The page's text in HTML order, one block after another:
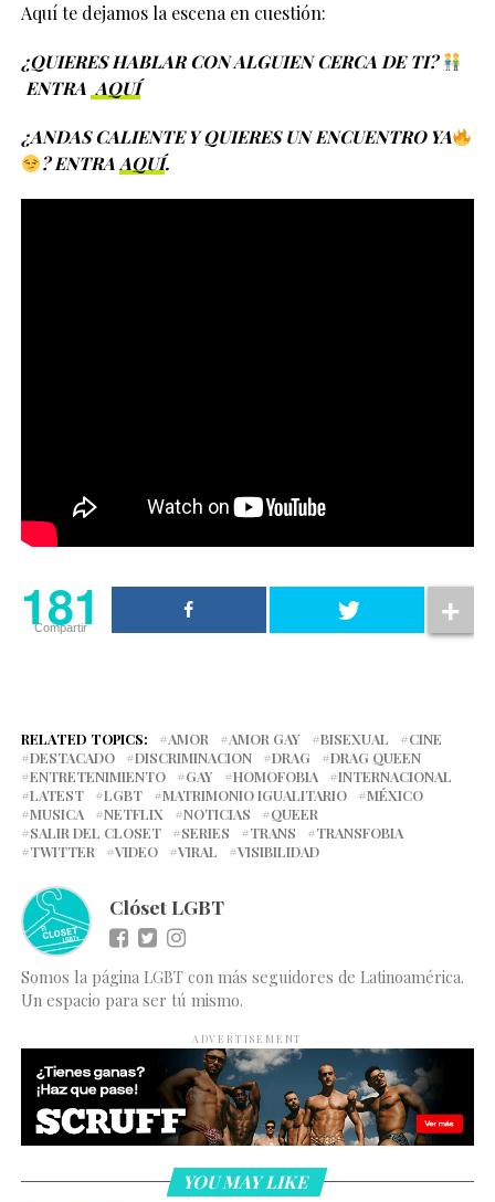
Aquí te dejamos la escena en cuestión:
¿QUIERES HABLAR CON ALGUIEN CERCA DE TI?
ENTRA AQUÍ
¿ANDAS CALIENTE Y QUIERES UN ENCUENTRO YA
? ENTRAAQUÍ.
181
Compartir
RELATED TOPICS: AMOR AMOR GAY BISEXUAL
CINE
DESTACADO
DISCRIMINACION DRAG
DRAG QUEEN
ENTRETENIMIENTO
GAY HOMOFOBIA
INTERNACIONAL
LATEST
LGBT MATRIMONIO IGUALITARIO
MÉXICO
MUSICA
NETFLIX NOTICIAS
QUEER
SALIR DEL CLOSET
SERIES TRANS
TRANSFOBIA
TWITTER
VIDEO VIRAL VISIBILIDAD
Clóset LGBT
Somos la página LGBT con más seguidores de Latinoamérica.
Un espacio para ser tú mismo.
ADVERTISEMENT
YOU MAY LIKE